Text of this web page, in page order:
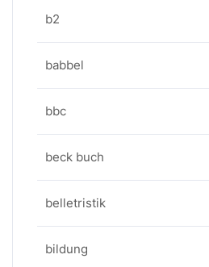
b2
babbel
bbc
beck buch
belletristik
bildung